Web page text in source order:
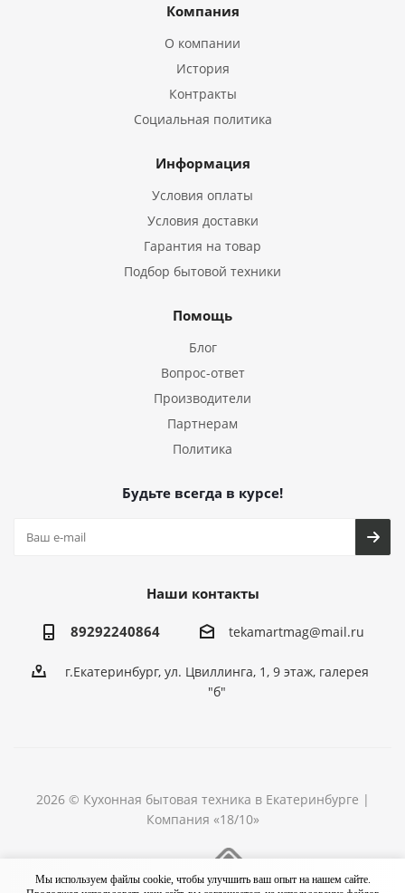
Компания
О компании
История
Контракты
Социальная политика
Информация
Условия оплаты
Условия доставки
Гарантия на товар
Подбор бытовой техники
Помощь
Блог
Вопрос-ответ
Производители
Партнерам
Политика
Будьте всегда в курсе!
Наши контакты
89292240864 tekamartmag@mail.ru
г.Екатеринбург, ул. Цвиллинга, 1, 9 этаж, галерея
"б"
2026 © Кухонная бытовая техника в Екатеринбурге |
Компания «18/10»
Мы используем файлы cookie, чтобы улучшить ваш опыт на нашем сайте.